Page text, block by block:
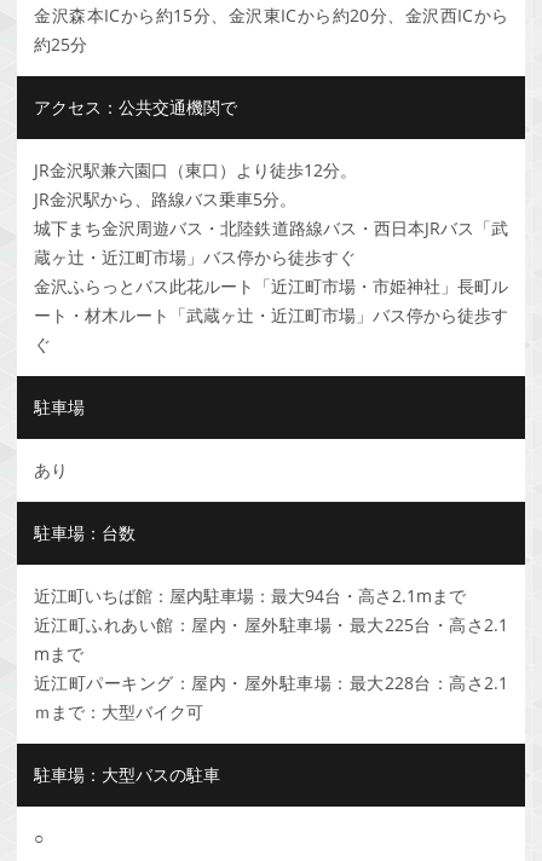
金沢森本ICから約15分、金沢東ICから約20分、金沢西ICから
約25分
アクセス：公共交通機関で
JR金沢駅兼六園口（東口）より徒歩12分。
JR金沢駅から、路線バス乗車5分。
城下まち金沢周遊バス・北陸鉄道路線バス・西日本JRバス「武
蔵ヶ辻・近江町市場」バス停から徒歩すぐ
金沢ふらっとバス此花ルート「近江町市場・市姫神社」長町ル
ート・材木ルート「武蔵ヶ辻・近江町市場」バス停から徒歩す
ぐ
駐車場
あり
駐車場：台数
近江町いちば館：屋内駐車場：最大94台・高さ2.1mまで
近江町ふれあい館：屋内・屋外駐車場・最大225台・高さ2.1
mまで
近江町パーキング：屋内・屋外駐車場：最大228台：高さ2.1
ｍまで：大型バイク可
駐車場：大型バスの駐車
○